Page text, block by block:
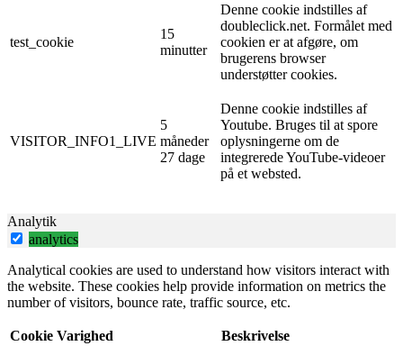
test_cookie
15
minutter
Denne cookie indstilles af
doubleclick.net. Formålet med
cookien er at afgøre, om
brugerens browser
understøtter cookies.
VISITOR_INFO1_LIVE
5
måneder
27 dage
Denne cookie indstilles af
Youtube. Bruges til at spore
oplysningerne om de
integrerede YouTube-videoer
på et websted.
Analytik
analytics
Analytical cookies are used to understand how visitors interact with
the website. These cookies help provide information on metrics the
number of visitors, bounce rate, traffic source, etc.
Cookie Varighed Beskrivelse